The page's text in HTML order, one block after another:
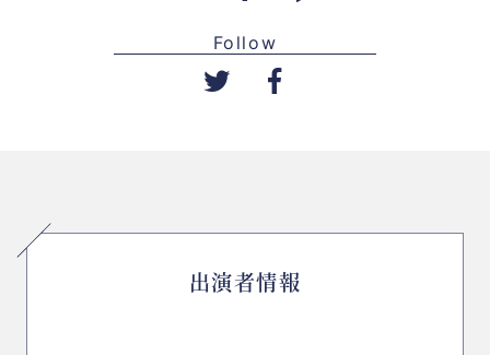
Follow
出演者情報